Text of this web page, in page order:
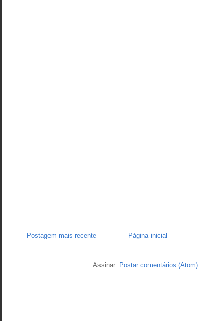
Postagem mais recente Página inicial
Assinar: Postar comentários (Atom)